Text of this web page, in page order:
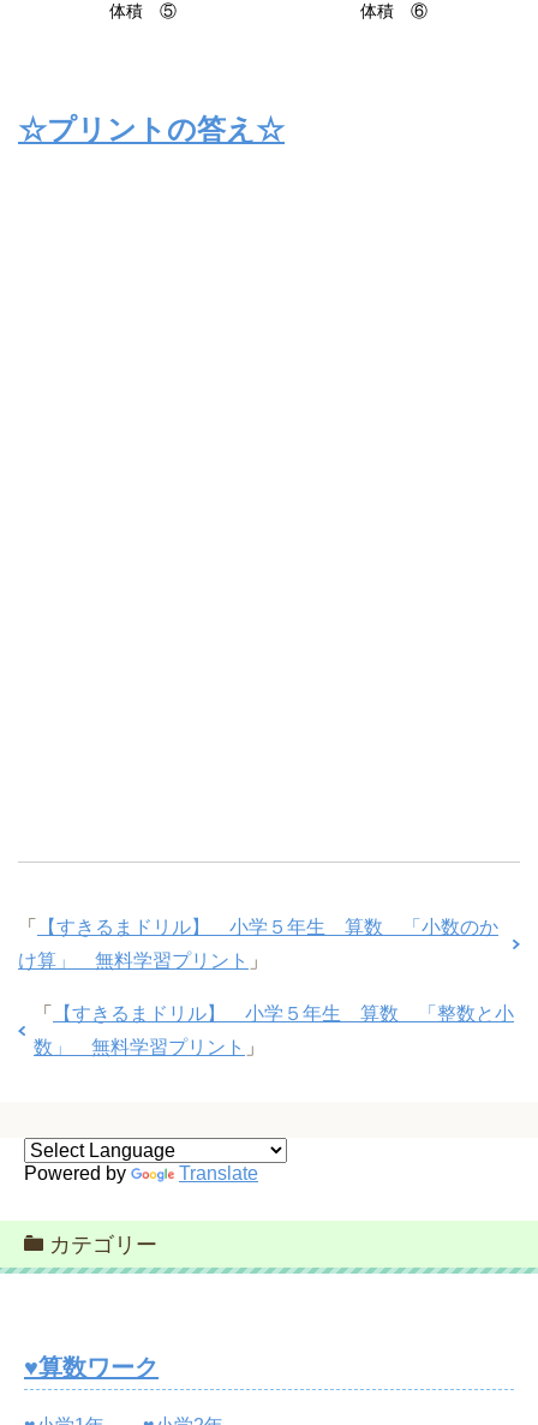
体積 ⑤ 体積 ⑥
☆プリントの答え☆
「
【すきるまドリル】 小学５年生 算数 「小数のか
け算」 無料学習プリント 」
「
【すきるまドリル】 小学５年生 算数 「整数と小
数」 無料学習プリント 」
Powered by Translate
カテゴリー
♥算数ワーク